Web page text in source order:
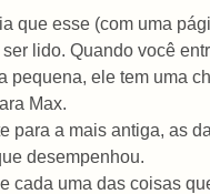
que esse (com uma
lido. Quando você
pequena, ele tem uma
Max.
para a mais antiga, as
desempenhou.
cada uma das coisas